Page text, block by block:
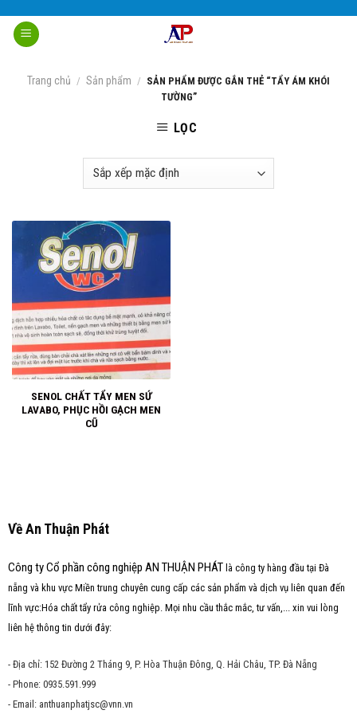
content
Trang chủ / Sản phẩm / SẢN PHẨM ĐƯỢC GẮN THẺ “TẨY ÁM KHÓI
TƯỜNG”
LỌC
SENOL CHẤT TẨY MEN SỨ
LAVABO, PHỤC HỒI GẠCH MEN
CŨ
Về An Thuận Phát
Công ty Cổ phần công nghiệp AN THUẬN PHÁT là công ty hàng đầu tại Đà
nẵng và khu vực Miền trung chuyên cung cấp các sản phẩm và dịch vụ liên quan đến
lĩnh vực:Hóa chất tẩy rửa công nghiệp. Mọi nhu cầu thắc mắc, tư vấn,... xin vui lòng
liên hệ thông tin dưới đây:
- Địa chỉ: 152 Đường 2 Tháng 9, P. Hòa Thuận Đông, Q. Hải Châu, TP. Đà Nẵng
- Phone: 0935.591.999
- Email: anthuanphatjsc@vnn.vn